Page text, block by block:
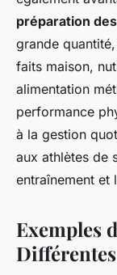
préparation
grande
faits maison,
alimentation
performance
à la gestion
aux athlètes de
entraînement et
Exemples